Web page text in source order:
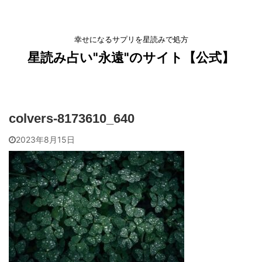
幸せになるサプリを星読みで処方
星読み占い"永遠"のサイト【公式】
colvers-8173610_640
2023年8月15日